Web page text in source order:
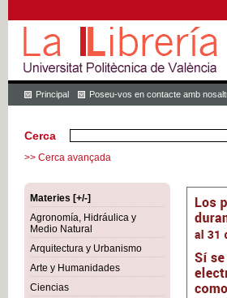
Principal Poseu-vos en contacte amb
Cerca
>> Cerca avançada
Materies [+/-]
Agronomía, Hidráulica y
Medio Natural
Arquitectura y Urbanismo
Arte y Humanidades
Ciencias